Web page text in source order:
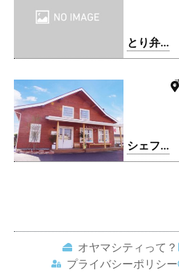
とり弁
鶏 小山
シェフ
レ
オヤマシティって？
プライバシーポリシー